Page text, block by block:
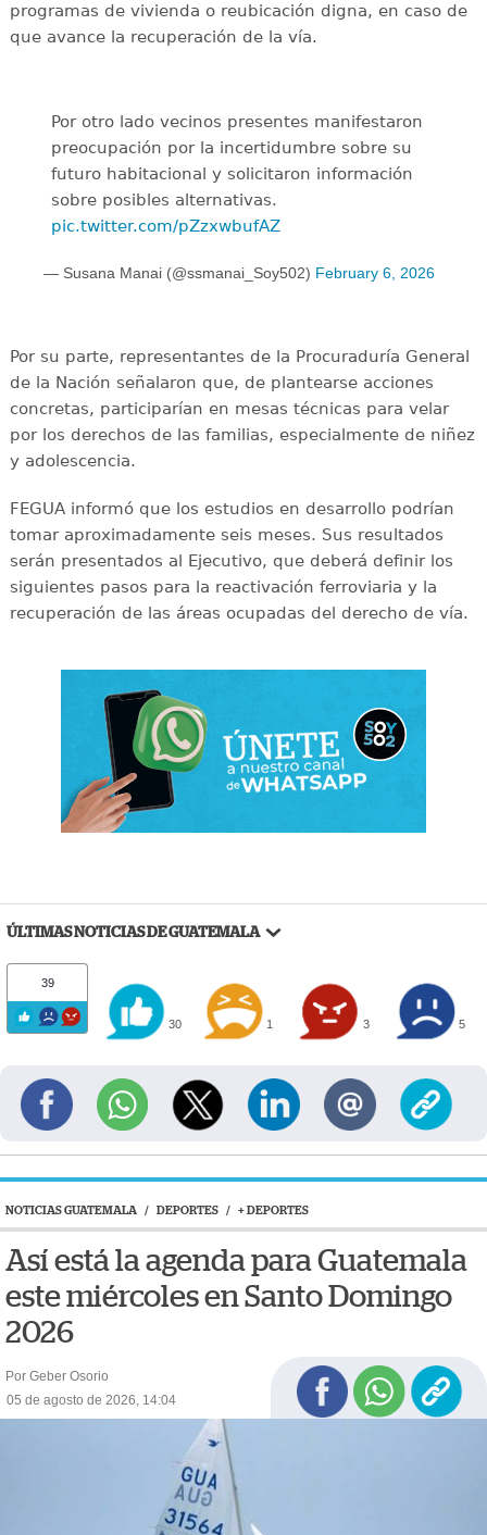
programas de vivienda o reubicación digna, en caso de
que avance la recuperación de la vía.
Por otro lado vecinos presentes manifestaron
preocupación por la incertidumbre sobre su
futuro habitacional y solicitaron información
sobre posibles alternativas.
pic.twitter.com/pZzxwbufAZ
— Susana Manai (@ssmanai_Soy502) February 6, 2026
Por su parte, representantes de la Procuraduría General
de la Nación señalaron que, de plantearse acciones
concretas, participarían en mesas técnicas para velar
por los derechos de las familias, especialmente de niñez
y adolescencia.
FEGUA informó que los estudios en desarrollo podrían
tomar aproximadamente seis meses. Sus resultados
serán presentados al Ejecutivo, que deberá definir los
siguientes pasos para la reactivación ferroviaria y la
recuperación de las áreas ocupadas del derecho de vía.
ÚLTIMAS NOTICIAS DE GUATEMALA
39
30 1 3 5
NOTICIAS GUATEMALA / DEPORTES / + DEPORTES
Así está la agenda para Guatemala
este miércoles en Santo Domingo
2026
Por Geber Osorio
05 de agosto de 2026, 14:04